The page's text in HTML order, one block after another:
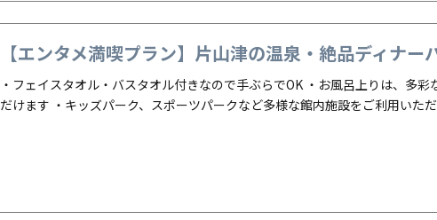
【エンタメ満喫プラン】片山津の温泉・絶品ディナ
・フェイスタオル・バスタオル付きなので手ぶらでOK ・お風呂上りは、多
だけます ・キッズパーク、スポーツパークなど多様な館内施設をご利用いた